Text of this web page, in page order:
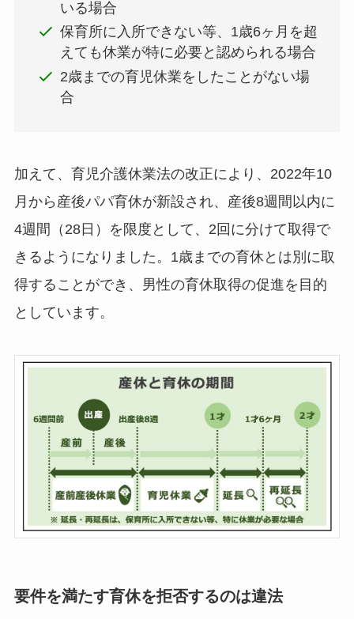
いる場合
保育所に入所できない等、1歳6ヶ月を超
えても休業が特に必要と認められる場合
2歳までの育児休業をしたことがない場
合
加えて、育児介護休業法の改正により、2022年10
月から産後パパ育休が新設され、産後8週間以内に
4週間（28日）を限度として、2回に分けて取得で
きるようになりました。1歳までの育休とは別に取
得することができ、男性の育休取得の促進を目的
としています。
要件を満たす育休を拒否するのは違法